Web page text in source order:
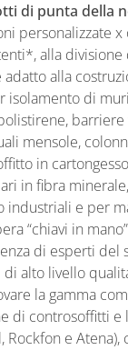
di punta della
personalizzate
alla
alla
di
mensole,
in
in fibra
e per
“chiavi in
di esperti
alto livello
la gamma
di controsoffitti
Rockfon e